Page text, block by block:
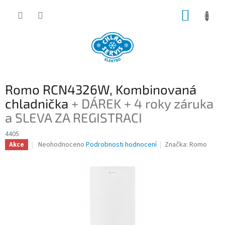
Romo RCN4326W, Kombinovaná
chladnička + DÁREK + 4 roky záruka
a SLEVA ZA REGISTRACI
4405
Akce
Průměrné
Neohodnoceno Podrobnosti hodnocení Značka:Romo